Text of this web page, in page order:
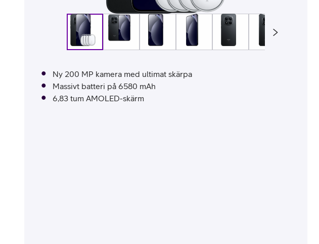
Smartwatches
Apple Watch
Ny 200 MP kamera med ultimat skärpa
Massivt batteri på 6580 mAh
6,83 tum AMOLED-skärm